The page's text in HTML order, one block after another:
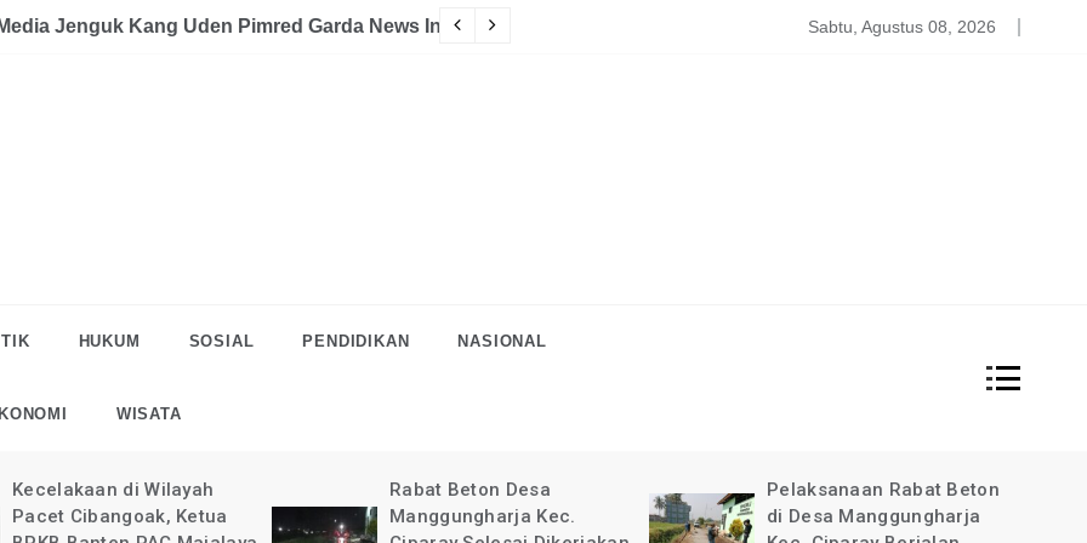
Halau LSM Dipolisikan Satgas PDBA Bantah Tidak Akomodir Bantuan Korban
Sabtu, Agustus 08, 2026
HUKUM SOSIAL PENDIDIKAN NASIONAL
WISATA
Rabat Beton Desa
Manggungharja Kec.
Pelaksanaan Rabat Beton
di Desa Manggungharja
Pimpinan Redaksi Garda
News Indonesia Ucapkan